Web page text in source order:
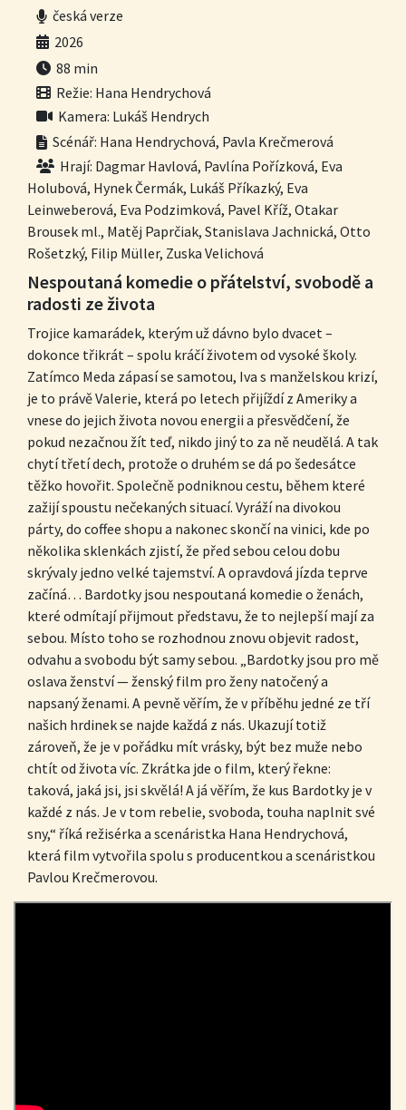
česká verze
2026
88 min
Režie: Hana Hendrychová
Kamera: Lukáš Hendrych
Scénář: Hana Hendrychová, Pavla Krečmerová
Hrají: Dagmar Havlová, Pavlína Pořízková, Eva
Holubová, Hynek Čermák, Lukáš Příkazký, Eva
Leinweberová, Eva Podzimková, Pavel Kříž, Otakar
Brousek ml., Matěj Paprčiak, Stanislava Jachnická, Otto
Rošetzký, Filip Müller, Zuska Velichová
Nespoutaná komedie o přátelství, svobodě a
radosti ze života
Trojice kamarádek, kterým už dávno bylo dvacet –
dokonce třikrát – spolu kráčí životem od vysoké školy.
Zatímco Meda zápasí se samotou, Iva s manželskou krizí,
je to právě Valerie, která po letech přijíždí z Ameriky a
vnese do jejich života novou energii a přesvědčení, že
pokud nezačnou žít teď, nikdo jiný to za ně neudělá. A tak
chytí třetí dech, protože o druhém se dá po šedesátce
těžko hovořit. Společně podniknou cestu, během které
zažijí spoustu nečekaných situací. Vyráží na divokou
párty, do coffee shopu a nakonec skončí na vinici, kde po
několika sklenkách zjistí, že před sebou celou dobu
skrývaly jedno velké tajemství. A opravdová jízda teprve
začíná… Bardotky jsou nespoutaná komedie o ženách,
které odmítají přijmout představu, že to nejlepší mají za
sebou. Místo toho se rozhodnou znovu objevit radost,
odvahu a svobodu být samy sebou. „Bardotky jsou pro mě
oslava ženství — ženský film pro ženy natočený a
napsaný ženami. A pevně věřím, že v příběhu jedné ze tří
našich hrdinek se najde každá z nás. Ukazují totiž
zároveň, že je v pořádku mít vrásky, být bez muže nebo
chtít od života víc. Zkrátka jde o film, který řekne:
taková, jaká jsi, jsi skvělá! A já věřím, že kus Bardotky je v
každé z nás. Je v tom rebelie, svoboda, touha naplnit své
sny,“ říká režisérka a scenáristka Hana Hendrychová,
která film vytvořila spolu s producentkou a scenáristkou
Pavlou Krečmerovou.